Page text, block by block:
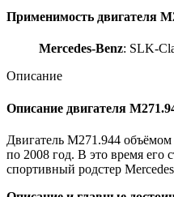
Применимость двигателя
Mercedes-Benz: SLK-
Описание
Описание двигателя
Двигатель M271.944
по 2008 год. В это время его
спортивный родстер